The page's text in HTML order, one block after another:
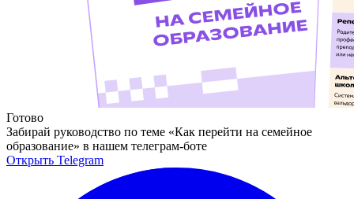
Готово
Забирай руководство по теме «Как перейти на семейное
образование» в нашем телеграм-боте
Открыть Telegram